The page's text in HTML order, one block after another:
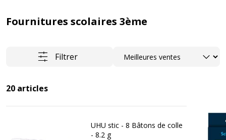
Fournitures scolaires 3ème
Filtrer Trier
20 articles
UHU stic - 8 Bâtons de colle
- 8.2 g